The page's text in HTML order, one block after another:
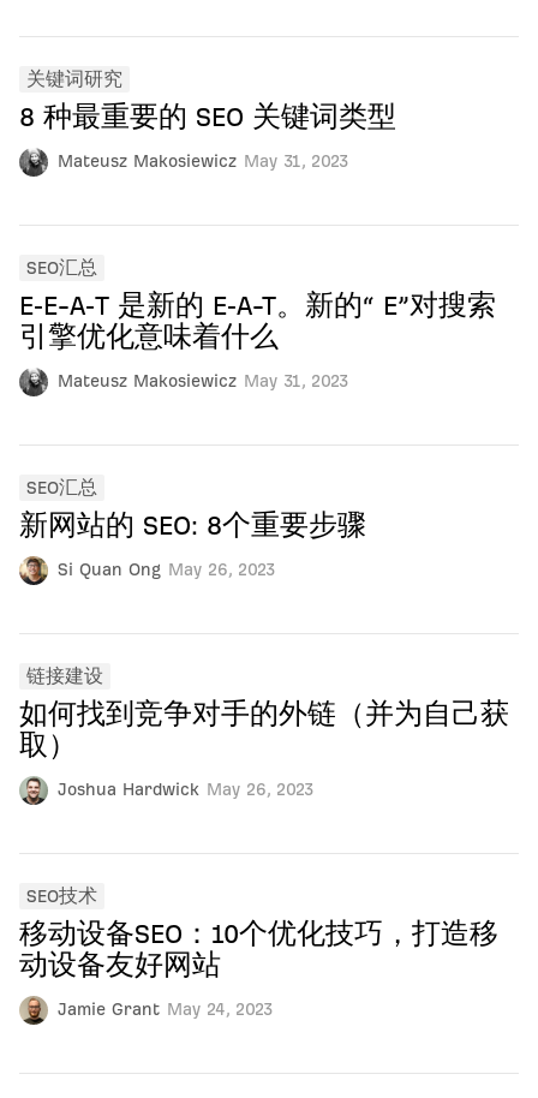
Mateusz Makosiewicz May 31, 2023
关键词研究
8 种最重要的 SEO 关键词类型
Mateusz Makosiewicz May 31, 2023
SEO汇总
E‑E-A‑T 是新的 E‑A-T。新的“ E”对搜索
引擎优化意味着什么
Si Quan Ong May 26, 2023
SEO汇总
新网站的 SEO: 8个重要步骤
Joshua Hardwick May 26, 2023
链接建设
如何找到竞争对手的外链（并为自己获
取）
Jamie Grant May 24, 2023
SEO技术
移动设备SEO：10个优化技巧，打造移
动设备友好网站